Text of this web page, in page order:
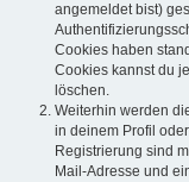
angemeldet bist)
Cookies haben
Cookies kannst du
löschen.
Weiterhin werden
in deinem Profil
Registrierung sind
Mail-Adresse und